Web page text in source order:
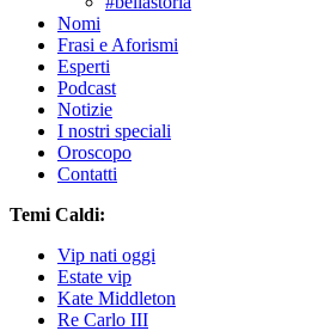
Nomi
Frasi e Aforismi
Esperti
Podcast
Notizie
I nostri speciali
Oroscopo
Contatti
Temi Caldi:
Vip nati oggi
Estate vip
Kate Middleton
Re Carlo III